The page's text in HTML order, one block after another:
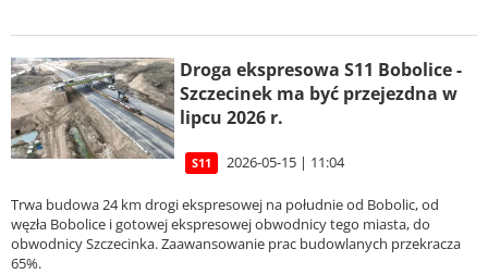
Droga ekspresowa S11 Bobolice -
Szczecinek ma być przejezdna w
lipcu 2026 r.
S11 2026-05-15 | 11:04
Trwa budowa 24 km drogi ekspresowej na południe od Bobolic, od
węzła Bobolice i gotowej ekspresowej obwodnicy tego miasta, do
obwodnicy Szczecinka. Zaawansowanie prac budowlanych przekracza
65%.